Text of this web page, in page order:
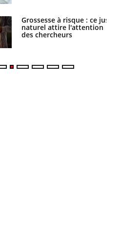
Grossesse à risque : ce jus
naturel attire l'attention
des chercheurs